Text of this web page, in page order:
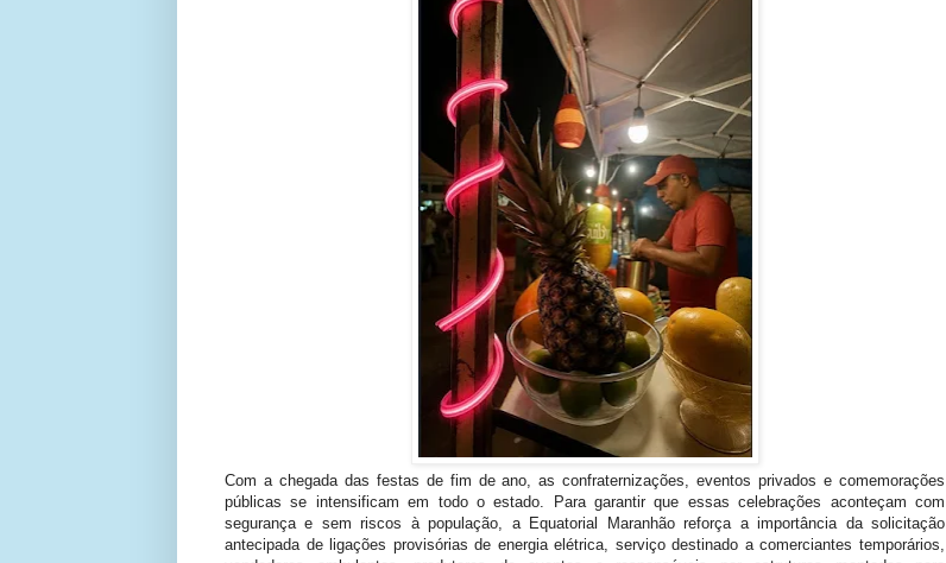
Com a chegada das festas de fim de ano, as confraternizações, eventos privados e comemorações
públicas se intensificam em todo o estado. Para garantir que essas celebrações aconteçam com
segurança e sem riscos à população, a Equatorial Maranhão reforça a importância da solicitação
antecipada de ligações provisórias de energia elétrica, serviço destinado a comerciantes temporários,